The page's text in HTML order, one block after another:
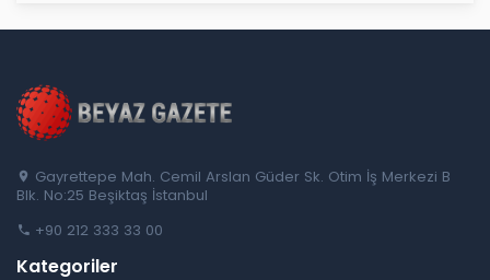
Gayrettepe Mah. Cemil Arslan Güder Sk. Otim İş Merkezi B
Blk. No:25 Beşiktaş İstanbul
+90 212 333 33 00
Kategoriler